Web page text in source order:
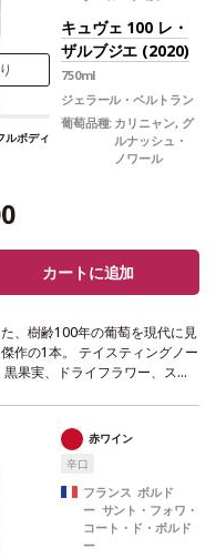
切れの場合、在庫があり価格が
自動的に次のヴィンテージに変
了承ください。
ルボディ
キュヴェ 100 レ・
ザルブジエ (2020)
750ml
ジェラール・ベルトラン
葡萄品種: カリニャン, グ
ルナッシュ・
ノワール
カートに追加
、樹齢100年の葡萄を現代に見
作の1本。 テイスティングノー
果実、ドライフラワー、スパ
素晴らしい味わいが口中を満
の樽熟成が、複雑さと長い余韻
らしている。
、地中海料理などと好相性
ン、グルナッシュ・ノワール
ジが在庫切れの場合、在庫があ
の場合は自動的に次のヴィンテ
ます、ご了承ください。
赤ワイン
辛口
フランス ボルド
ー サント・フォワ・
コート・ド・ボルド
ー